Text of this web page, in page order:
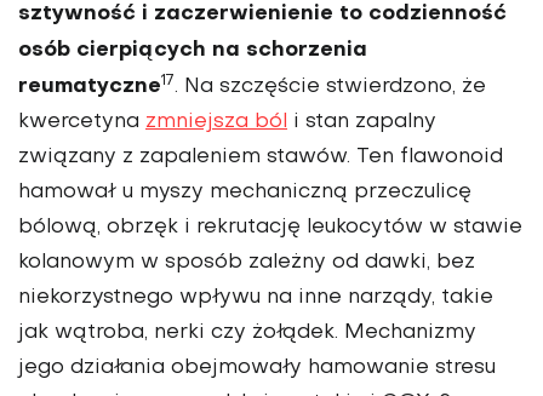
sztywność i zaczerwienienie to codzienność
osób cierpiących na schorzenia
reumatyczne17. Na szczęście stwier­dzono, że
kwercetyna zmniejsza ból i stan zapalny
związany z zapaleniem stawów. Ten flawonoid
hamował u myszy mechaniczną przeczulicę
bólo­wą, obrzęk i rekrutację leuko­cytów w stawie
kolanowym w sposób zależny od dawki, bez
niekorzystnego wpływu na inne narządy, takie
jak wątroba, nerki czy żołą­dek. Mechanizmy
jego działania obejmowały hamowanie stresu